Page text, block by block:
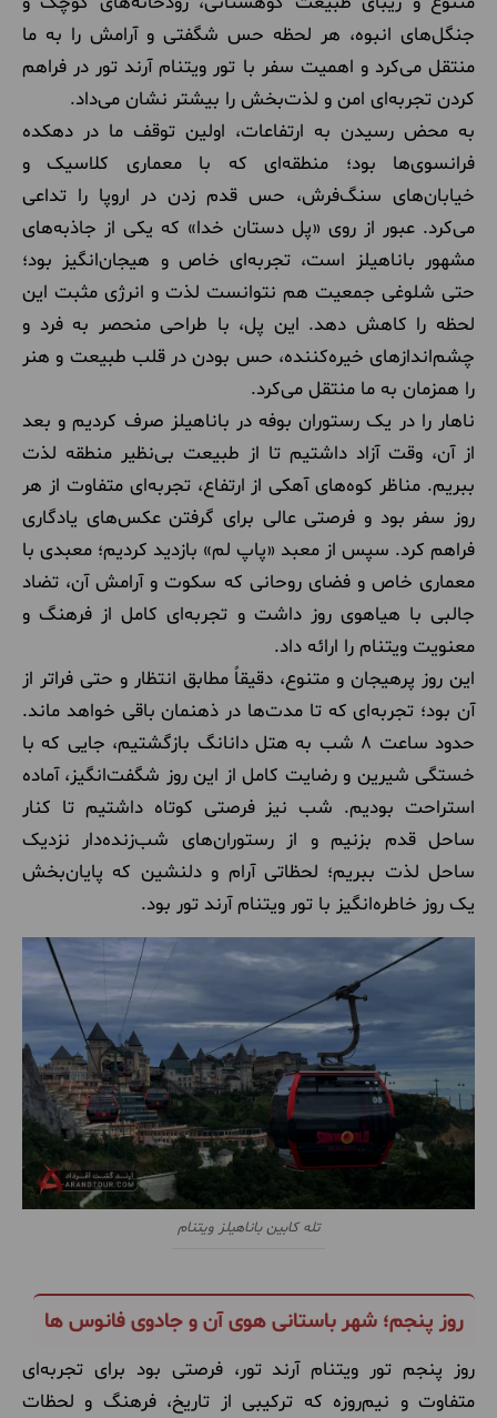
جنگل‌های انبوه، هر لحظه حس شگفتی و آرامش را به ما
منتقل می‌کرد و اهمیت سفر با تور ویتنام آرند تور در فراهم
کردن تجربه‌ای امن و لذت‌بخش را بیشتر نشان می‌داد.
به محض رسیدن به ارتفاعات، اولین توقف ما در دهکده
فرانسوی‌ها بود؛ منطقه‌ای که با معماری کلاسیک و
خیابان‌های سنگ‌فرش، حس قدم زدن در اروپا را تداعی
می‌کرد. عبور از روی «پل دستان خدا» که یکی از جاذبه‌های
مشهور باناهیلز است، تجربه‌ای خاص و هیجان‌انگیز بود؛
حتی شلوغی جمعیت هم نتوانست لذت و انرژی مثبت این
لحظه را کاهش دهد. این پل، با طراحی منحصر به فرد و
چشم‌اندازهای خیره‌کننده، حس بودن در قلب طبیعت و هنر
را همزمان به ما منتقل می‌کرد.
ناهار را در یک رستوران بوفه در باناهیلز صرف کردیم و بعد
از آن، وقت آزاد داشتیم تا از طبیعت بی‌نظیر منطقه لذت
ببریم. مناظر کوه‌های آهکی از ارتفاع، تجربه‌ای متفاوت از هر
روز سفر بود و فرصتی عالی برای گرفتن عکس‌های یادگاری
فراهم کرد. سپس از معبد «پاپ لم» بازدید کردیم؛ معبدی با
معماری خاص و فضای روحانی که سکوت و آرامش آن، تضاد
جالبی با هیاهوی روز داشت و تجربه‌ای کامل از فرهنگ و
معنویت ویتنام را ارائه داد.
این روز پرهیجان و متنوع، دقیقاً مطابق انتظار و حتی فراتر از
آن بود؛ تجربه‌ای که تا مدت‌ها در ذهنمان باقی خواهد ماند.
حدود ساعت ۸ شب به هتل دانانگ بازگشتیم، جایی که با
خستگی شیرین و رضایت کامل از این روز شگفت‌انگیز، آماده
استراحت بودیم. شب نیز فرصتی کوتاه داشتیم تا کنار
ساحل قدم بزنیم و از رستوران‌های شب‌زنده‌دار نزدیک
ساحل لذت ببریم؛ لحظاتی آرام و دلنشین که پایان‌بخش
یک روز خاطره‌انگیز با تور ویتنام آرند تور بود.
تله کابین باناهیلز ویتنام
روز پنجم؛ شهر باستانی هوی آن و جادوی فانوس ها
روز پنجم تور ویتنام آرند تور، فرصتی بود برای تجربه‌ای
متفاوت و نیم‌روزه که ترکیبی از تاریخ، فرهنگ و لحظات